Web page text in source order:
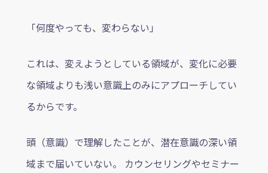
「何度やっても、変わらない」
これは、変えようとしている領域が、変化に必要
な領域よりも浅い意識上のみにアプローチしてい
るからです。
頭（意識）で理解したことが、潜在意識の深い領
域まで届いていない。 カウンセリングやセミナー